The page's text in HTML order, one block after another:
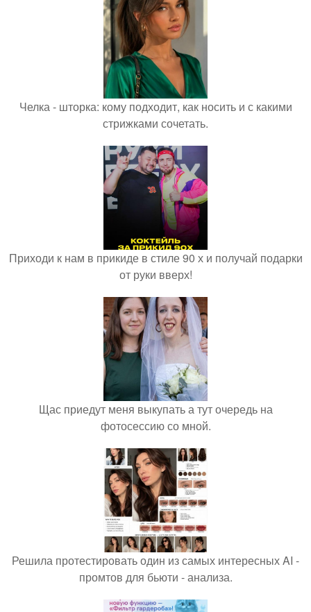
Челка - шторка: кому подходит, как носить и с какими
стрижками сочетать.
Приходи к нам в прикиде в стиле 90 х и получай подарки
от руки вверх!
Щас приедут меня выкупать а тут очередь на
фотосессию со мной.
Решила протестировать один из самых интересных AI -
промтов для бьюти - анализа.